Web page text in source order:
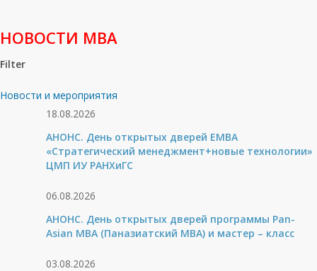
НОВОСТИ МВА
Filter
Новости и мероприятия
18.08.2026
АНОНС. День открытых дверей ЕМВА
«Стратегический менеджмент+новые технологии»
ЦМП ИУ РАНХиГС
06.08.2026
АНОНС. День открытых дверей программы Pan-
Asian MBA (Паназиатский MBA) и мастер – класс
03.08.2026